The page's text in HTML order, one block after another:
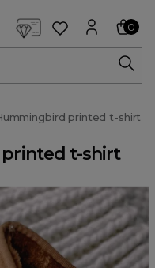
0
printed t-shirt
t-shirt